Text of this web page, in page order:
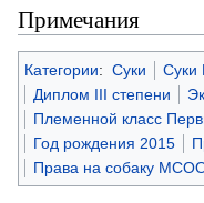
Примечания
Категории: Суки Суки
Диплом III степени
Племенной класс
Год рождения 2015
Права на собаку